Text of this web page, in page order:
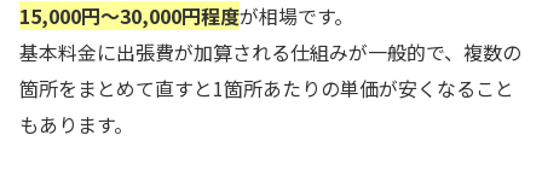
15,000円〜30,000円程度が相場です。
基本料金に出張費が加算される仕組みが一般的で、複数の
箇所をまとめて直すと1箇所あたりの単価が安くなること
もあります。